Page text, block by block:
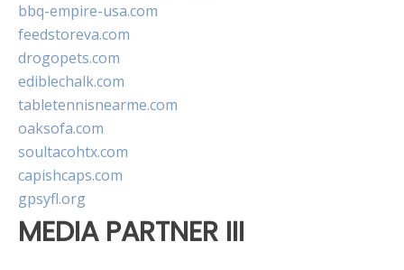
bbq-empire-usa.com
feedstoreva.com
drogopets.com
ediblechalk.com
tabletennisnearme.com
oaksofa.com
soultacohtx.com
capishcaps.com
gpsyfl.org
MEDIA PARTNER III